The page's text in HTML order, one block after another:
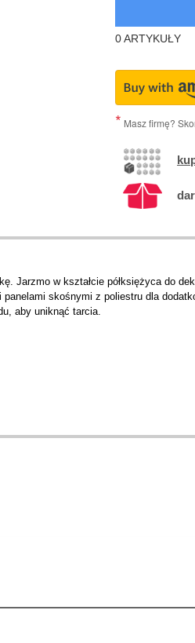
0ARTYKUŁY
Masz firmę?
Jarzmo w kształcie półksiężyca do
skośnymi z poliestru dla
aby uniknąć tarcia.